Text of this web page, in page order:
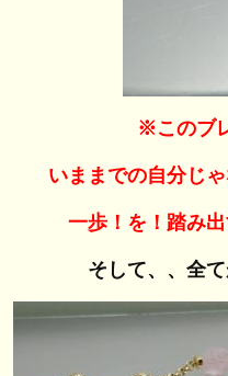
※このブ
いままでの自分じ
一歩！を！踏み
そして、、全て